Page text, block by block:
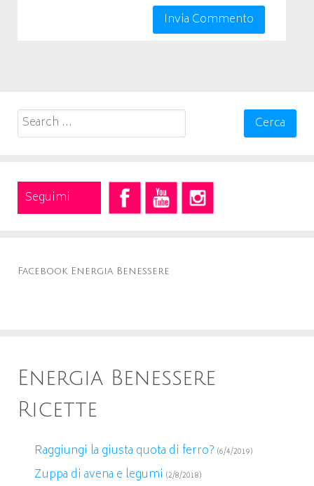
Search
for:
Seguimi
Facebook Energia Benessere
Energia Benessere
Ricette
Raggiungi la giusta quota di ferro? (6/4/2019)
Zuppa di avena e legumi (2/8/2018)